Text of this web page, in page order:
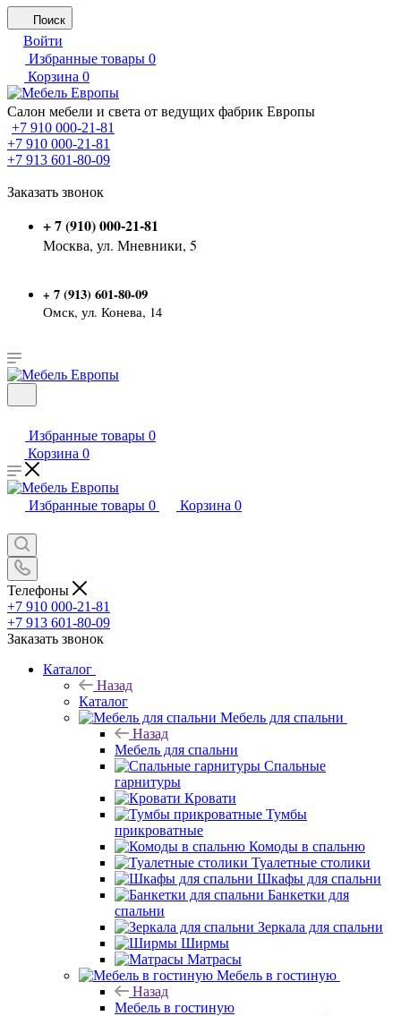
Поиск
Войти
Избранные товары 0
Корзина 0
Салон мебели и света от ведущих фабрик Европы
+7 910 000-21-81
+7 910 000-21-81
+7 913 601-80-09
Заказать звонок
+ 7 (910) 000-21-81
Москва, ул. Мневники, 5
+ 7 (913) 601-80-09
Омск, ул. Конева, 14
Избранные товары 0
Корзина 0
Избранные товары 0 Корзина 0
Телефоны
+7 910 000-21-81
+7 913 601-80-09
Заказать звонок
Каталог
Назад
Каталог
Мебель для спальни
Назад
Мебель для спальни
Спальные
гарнитуры
Кровати
Тумбы
прикроватные
Комоды в спальню
Туалетные столики
Шкафы для спальни
Банкетки для
спальни
Зеркала для спальни
Ширмы
Матрасы
Мебель в гостиную
Назад
Мебель в гостиную